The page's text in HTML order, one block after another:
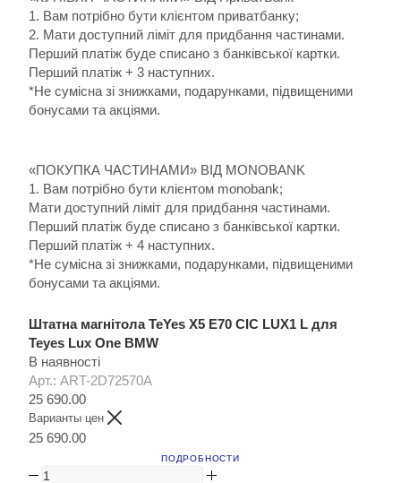
1. Вам потрібно бути клієнтом приватбанку;
2. Мати доступний ліміт для придбання частинами.
Перший платіж буде списано з банківської картки.
Перший платіж + 3 наступних.
*Не сумісна зі знижками, подарунками, підвищеними
бонусами та акціями.
«ПОКУПКА ЧАСТИНАМИ» ВІД MONOBANK
1. Вам потрібно бути клієнтом monobank;
Мати доступний ліміт для придбання частинами.
Перший платіж буде списано з банківської картки.
Перший платіж + 4 наступних.
*Не сумісна зі знижками, подарунками, підвищеними
бонусами та акціями.
Штатна магнітола TeYes X5 E70 CIC LUX1 L для
Teyes Lux One BMW
В наявності
Арт.: ART-2D72570A
25 690.00
Варианты цен
25 690.00
ПОДРОБНОСТИ